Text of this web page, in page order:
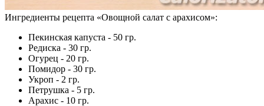
Ингредиенты рецепта «Овощной салат с арахисом»:
Пекинская капуста - 50 гр.
Редиска - 30 гр.
Огурец - 20 гр.
Помидор - 30 гр.
Укроп - 2 гр.
Петрушка - 5 гр.
Арахис - 10 гр.